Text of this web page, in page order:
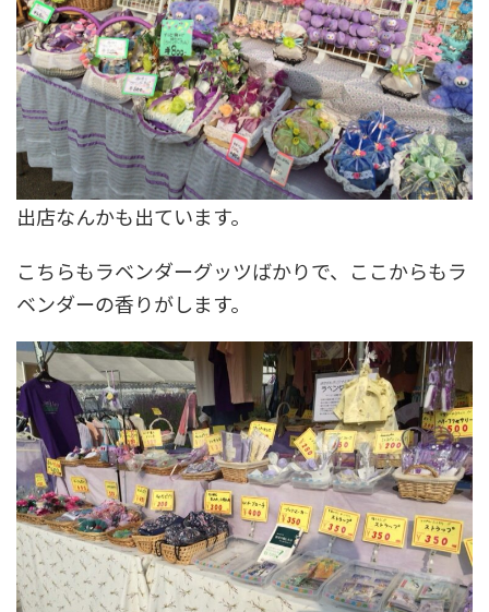
出店なんかも出ています。
こちらもラベンダーグッツばかりで、ここからもラ
ベンダーの香りがします。